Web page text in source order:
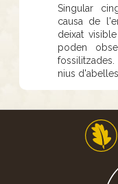
Singular
causa de
deixat
poden
nius d'abelles.